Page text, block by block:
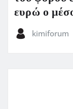
ευρώ ο
kimiforum